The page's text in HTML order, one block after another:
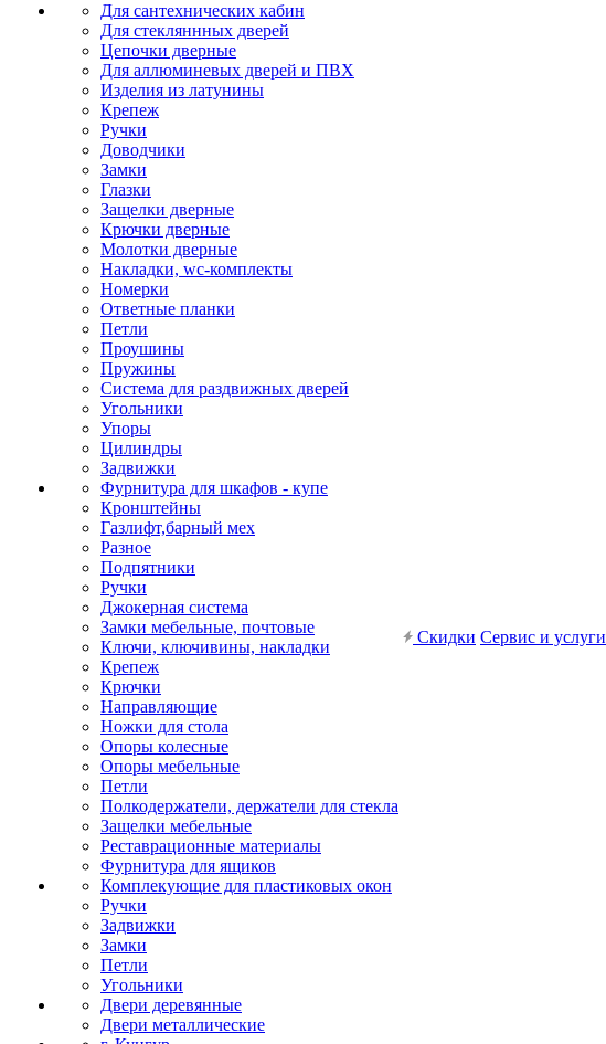
Для сантехнических кабин
Для стекляннных дверей
Цепочки дверные
Для аллюминевых дверей и ПВХ
Изделия из латунины
Крепеж
Ручки
Доводчики
Замки
Глазки
Защелки дверные
Крючки дверные
Молотки дверные
Накладки, wc-комплекты
Номерки
Ответные планки
Петли
Проушины
Пружины
Система для раздвижных дверей
Угольники
Упоры
Цилиндры
Задвижки
Фурнитура для шкафов - купе
Кронштейны
Газлифт,барный мех
Разное
Подпятники
Ручки
Джокерная система
Замки мебельные, почтовые
Ключи, ключивины, накладки
Крепеж
Крючки
Направляющие
Ножки для стола
Опоры колесные
Опоры мебельные
Петли
Полкодержатели, держатели для стекла
Защелки мебельные
Реставрационные материалы
Фурнитура для ящиков
Комплекующие для пластиковых окон
Ручки
Задвижки
Замки
Петли
Угольники
Двери деревянные
Двери металлические
Скидки Сервис и услуги